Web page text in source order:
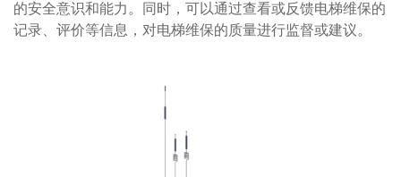
的安全意识和能力。同时，可以通过查看或反馈电梯维保的
记录、评价等信息，对电梯维保的质量进行监督或建议。